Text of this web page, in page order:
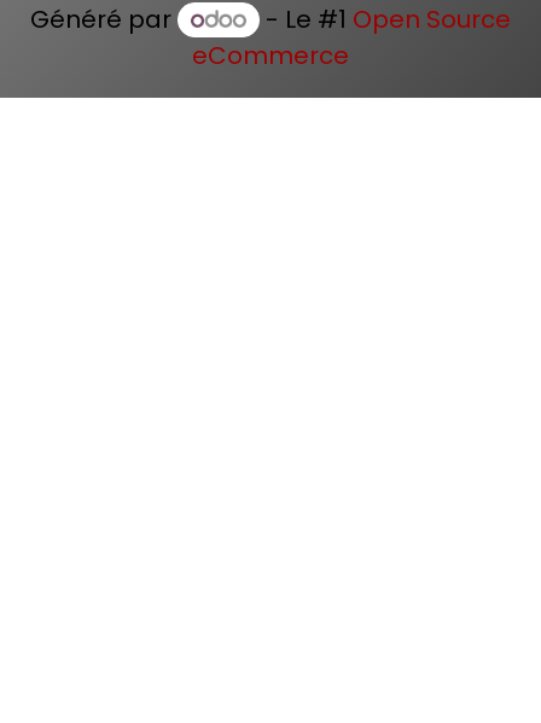
Généré par - Le #1 Open Source
eCommerce